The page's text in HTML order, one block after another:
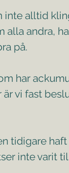
alltid
andra,
på.
har
vi fast
tidigare
inte varit